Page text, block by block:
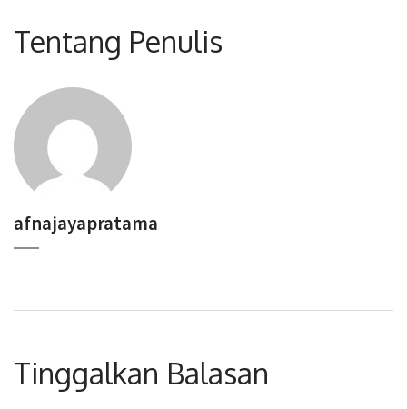
Tentang Penulis
afnajayapratama
Tinggalkan Balasan